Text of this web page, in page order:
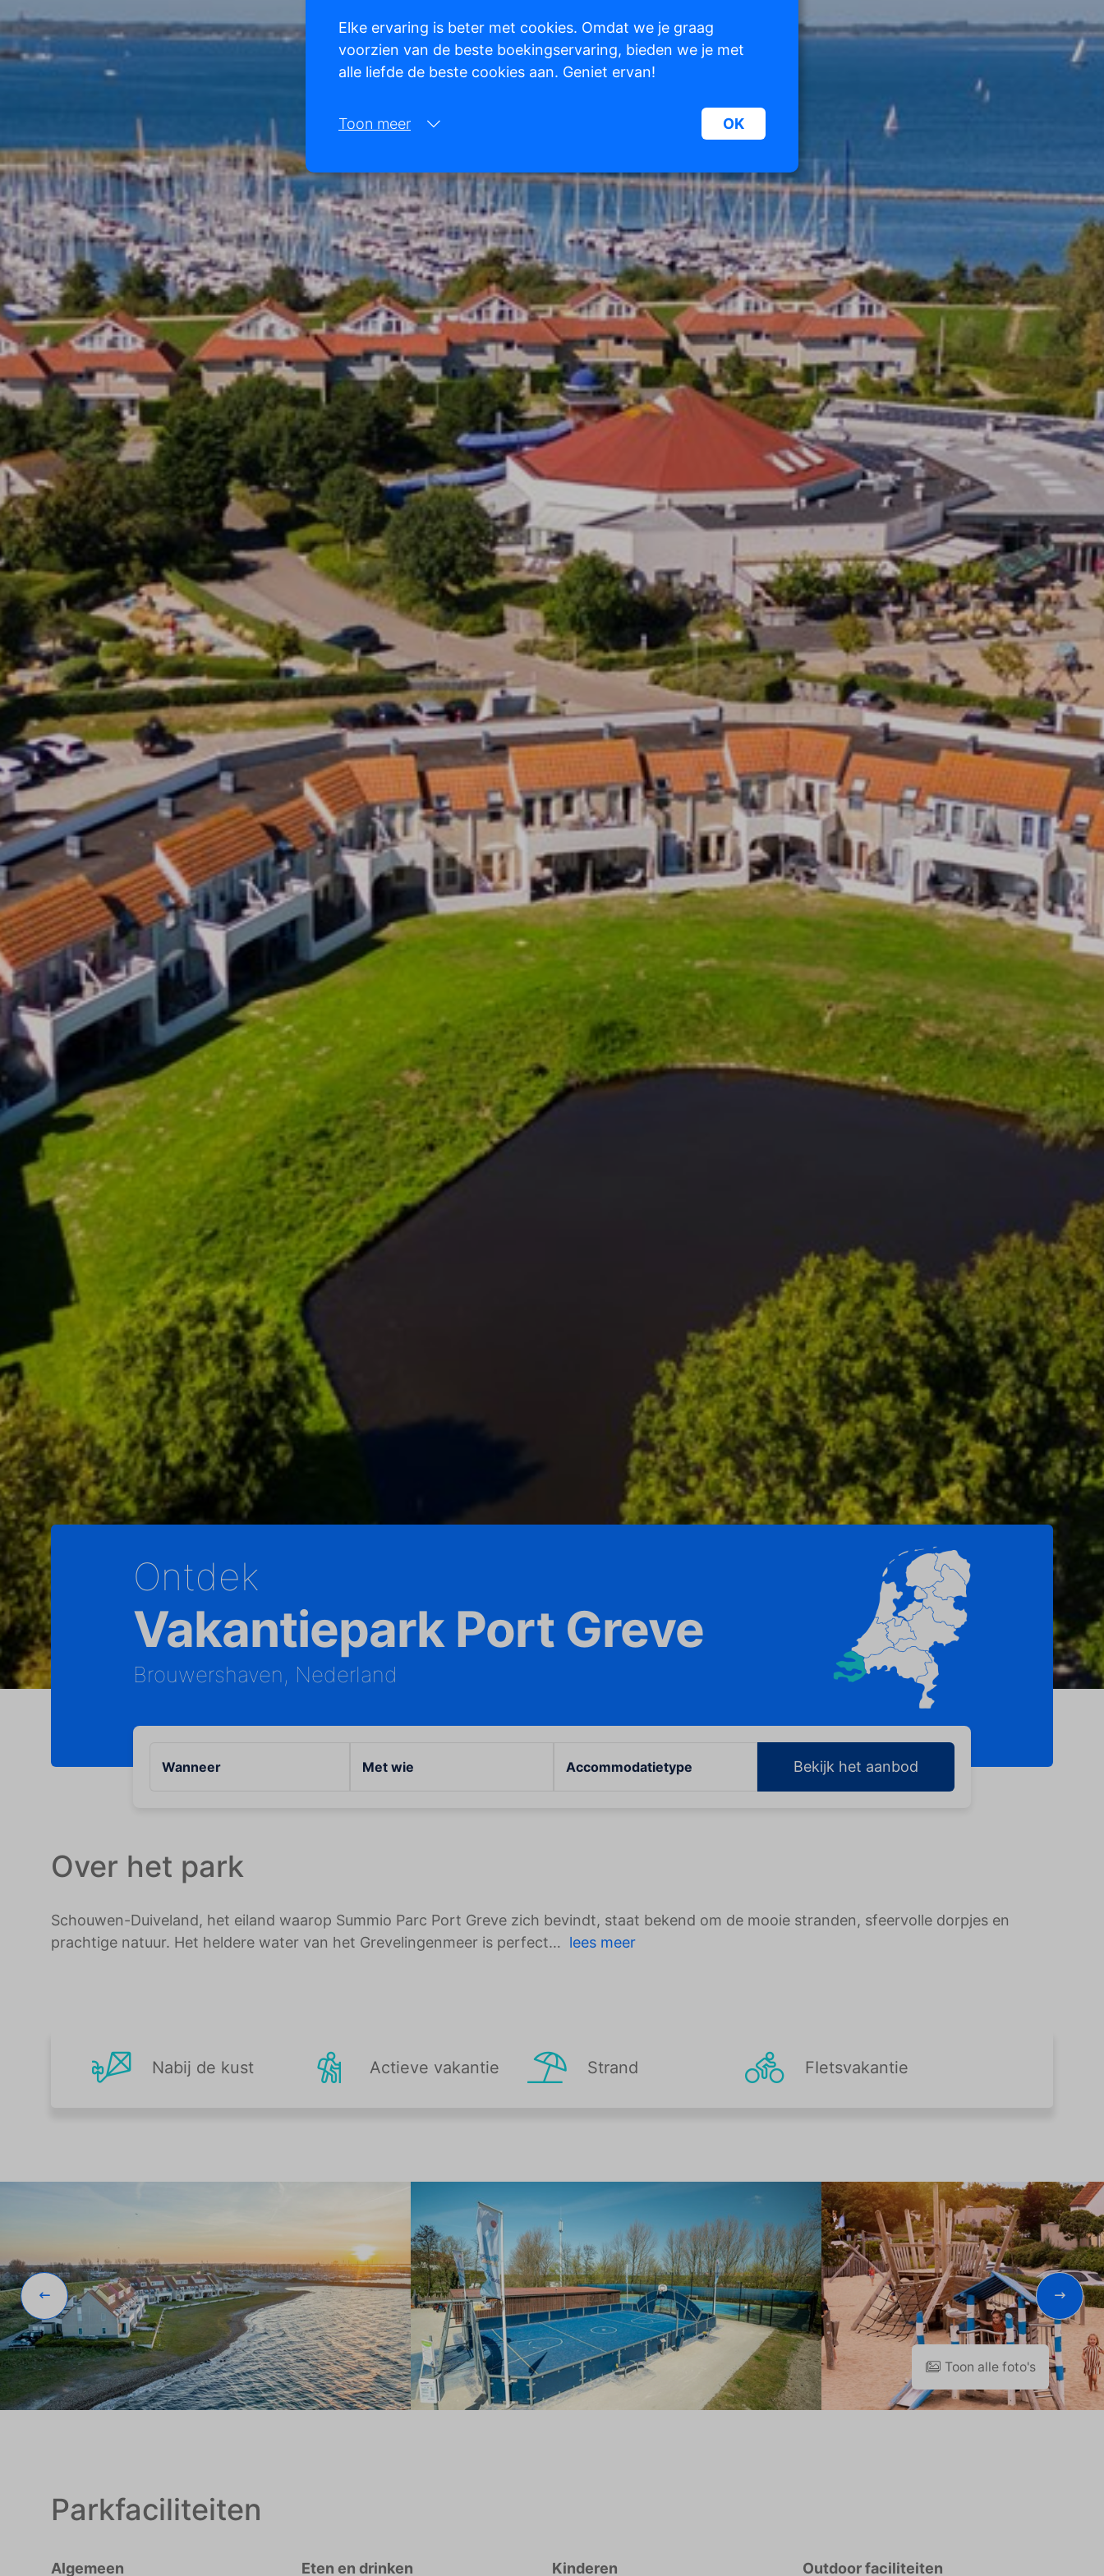
Ontdek
Vakantiepark Port Greve
Brouwershaven, Nederland
Wanneer Met wie Accommodatietype Bekijk het aanbod
Over het park
Schouwen-Duiveland, het eiland waarop Summio Parc Port Greve zich bevindt, staat bekend om de mooie stranden, sfeervolle dorpjes en
prachtige natuur. Het heldere water van het Grevelingenmeer is perfect
lees meer
Nabij de kust Actieve vakantie Strand FIetsvakantie
Toon alle foto's
Parkfaciliteiten
Algemeen Eten en drinken Kinderen Outdoor faciliteiten
Elke ervaring is beter met cookies. Omdat we je graag
voorzien van de beste boekingservaring, bieden we je met
alle liefde de beste cookies aan. Geniet ervan!
Toon meer OK
Noodzakelijk:
Noodzakelijke cookies helpen een website bruikbaarder te maken, door
basisfuncties als paginanavigatie en toegang tot beveiligde gedeelten van
de website mogelijk te maken. Zonder deze cookies kan de website niet
naar behoren werken.
Marketing:
Deze site gebruikt cookies en Google technologieën om het siteverkeer te
analyseren. Het doel van marketingcookies is advertenties weergeven die
zijn afgestemd op en relevant zijn voor de individuele gebruiker. Deze
advertenties worden zo waardevoller voor uitgevers en externe
adverteerders.